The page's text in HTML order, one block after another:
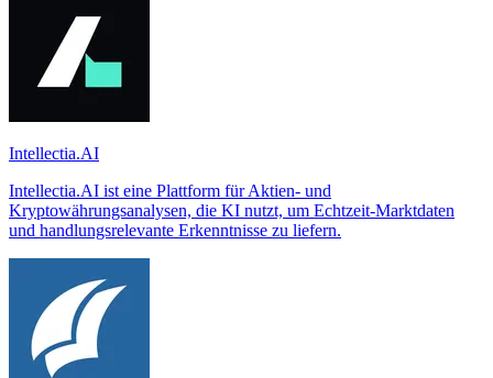
Intellectia.AI
Intellectia.AI ist eine Plattform für Aktien- und
Kryptowährungsanalysen, die KI nutzt, um Echtzeit-Marktdaten
und handlungsrelevante Erkenntnisse zu liefern.